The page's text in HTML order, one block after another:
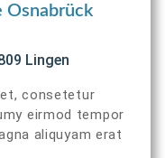
Osnabrück
Lingen
consetetur
eirmod tempor
aliquyam erat